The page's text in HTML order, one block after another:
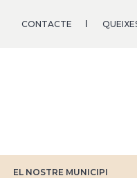
CONTACTE
EL NOSTRE MUNICIPI